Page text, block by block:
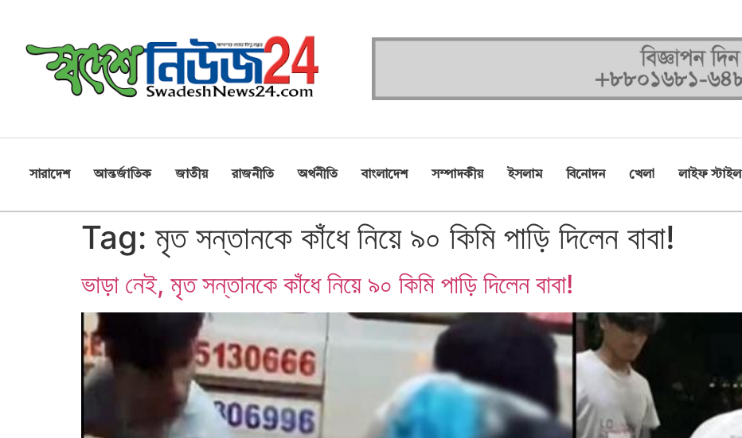
সারাদেশ আন্তর্জাতিক জাতীয় রাজনীতি অর্থনীতি বাংলাদেশ সম্পাদকীয় ইসলাম বিনোদন খেলা লাইফ স্টাইল
Tag: মৃত সন্তানকে কাঁধে নিয়ে ৯০ কিমি পাড়ি দিলেন বাবা!
ভাড়া নেই, মৃত সন্তানকে কাঁধে নিয়ে ৯০ কিমি পাড়ি দিলেন বাবা!